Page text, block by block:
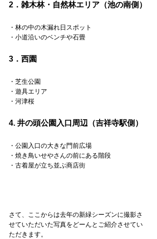
2．雑木林・自然林エリア（池の南側）
・林の中の木漏れ日スポット
・小道沿いのベンチや石畳
3．西園
・芝生公園
・遊具エリア
・河津桜
4. 井の頭公園入口周辺（吉祥寺駅側）
・公園入口の大きな門前広場
・焼き鳥いせやさんの前にある階段
・古着屋が立ち並ぶ商店街
さて、ここからは去年の新緑シーズンに撮影さ
せていただいた写真をどーんとご紹介させてい
ただきます。